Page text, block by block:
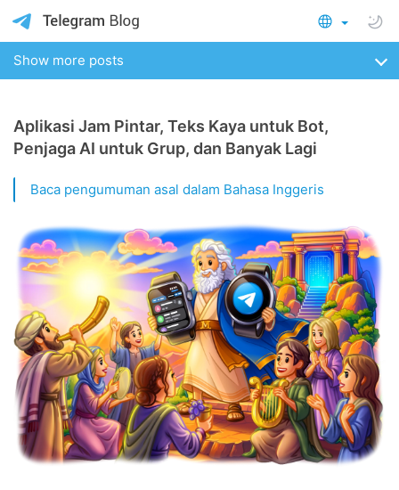
Show more posts
Aplikasi Jam Pintar, Teks Kaya untuk Bot,
Penjaga AI untuk Grup, dan Banyak Lagi
Baca pengumuman asal dalam Bahasa Inggeris